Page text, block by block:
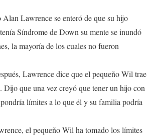
Lawrence se enteró de que su hijo
Síndrome de Down su mente se inundó
la mayoría de los cuales no fueron
Lawrence dice que el pequeño Wil trae
Dijo que una vez creyó que tener un hijo con
límites a lo que él y su familia podría
el pequeño Wil ha tomado los límites